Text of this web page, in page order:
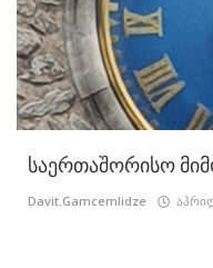
საერთაშორისო
Davit.Gamcemlidze